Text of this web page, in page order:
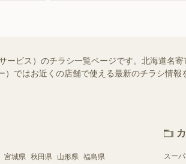
ービス）のチラシ一覧ページです。北海道名
ではお近くの店舗で使える最新のチラシ情
宮城県 秋田県 山形県 福島県 スー